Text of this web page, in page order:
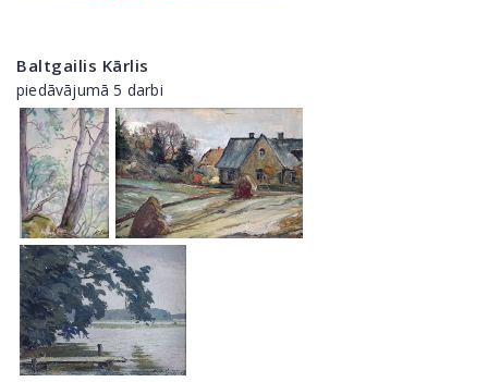
Baltgailis Kārlis
piedāvājumā 5 darbi